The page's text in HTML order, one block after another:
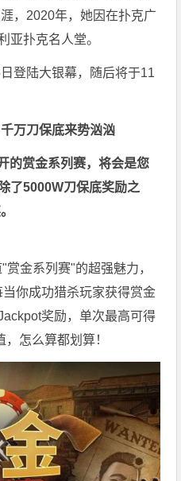
，2020年，她因在扑克广
亚扑克名人堂。
登陆大银幕，随后将于11
万刀保底来势汹汹
的赏金系列赛，将会是您
了5000W刀保底奖励之
赏金系列赛"的超强魅力，
你成功猎杀玩家获得赏金
奖励，单次最高可得
怎么算都划算！